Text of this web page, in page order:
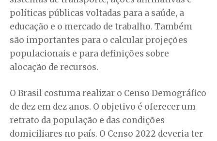
políticas públicas voltadas para a saúde, a
educação e o mercado de trabalho. Também
são importantes para o calcular projeções
populacionais e para definições sobre
alocação de recursos.
O Brasil costuma realizar o Censo Demográfico
de dez em dez anos. O objetivo é oferecer um
retrato da população e das condições
domiciliares no país. O Censo 2022 deveria ter